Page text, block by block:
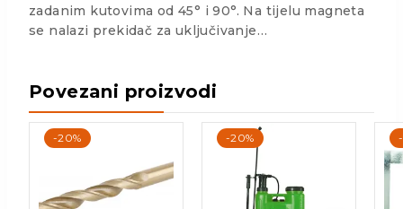
zadanim kutovima od 45° i 90°. Na tijelu magneta
se nalazi prekidač za uključivanje…
Povezani proizvodi
-20% -20%